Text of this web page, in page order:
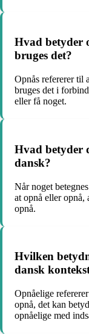
Hvad betyder
bruges det?
Opnås refererer til
bruges det i
eller få noget.
Hvad betyder
dansk?
Når noget
at opnå eller
opnå.
Hvilken
dansk
Opnåelige
opnå, det kan
opnåelige med